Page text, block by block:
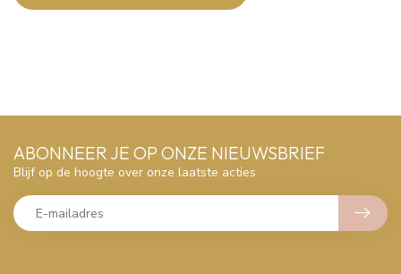
ABONNEER JE OP ONZE NIEUWSBRIEF
Blijf op de hoogte over onze laatste acties